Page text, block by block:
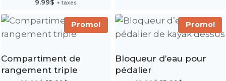
9.99$ + taxes
Promo!
Compartiment de
rangement triple
Promo!
Bloqueur d’eau pour
pédalier